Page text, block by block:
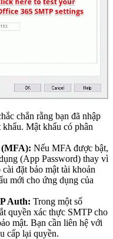
chắn rằng bạn đã nhập
Mật khẩu có phân
(MFA): Nếu MFA được bật,
(App Password) thay vì
đặt bảo mật tài khoản
mới cho ứng dụng của
Auth: Trong một số
quyền xác thực SMTP cho
mật. Bạn cần liên hệ với
cấp lại quyền.